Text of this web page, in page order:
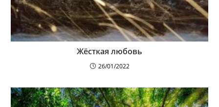
Жёсткая любовь
26/01/2022